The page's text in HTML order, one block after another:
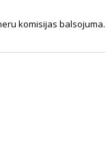
komisijas balsojuma.